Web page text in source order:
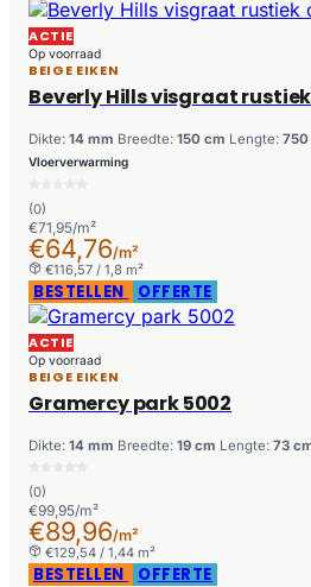
ACTIE
Op voorraad
BEIGE EIKEN
Beverly Hills visgraat
Dikte: 14 mm Breedte: 150 cm Lengte: 750
Vloerverwarming
(0)
€71,95/m²
€64,76/m²
€116,57 / 1,8 m²
BESTELLEN OFFERTE
ACTIE
Op voorraad
BEIGE EIKEN
Gramercy park 5002
Dikte: 14 mm Breedte: 19 cm Lengte: 73
(0)
€99,95/m²
€89,96/m²
€129,54 / 1,44 m²
BESTELLEN OFFERTE